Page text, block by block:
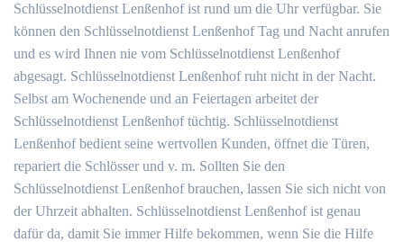
Schlüsselnotdienst Lenßenhof ist rund um die Uhr verfügbar. Sie
können den Schlüsselnotdienst Lenßenhof Tag und Nacht anrufen
und es wird Ihnen nie vom Schlüsselnotdienst Lenßenhof
abgesagt. Schlüsselnotdienst Lenßenhof ruht nicht in der Nacht.
Selbst am Wochenende und an Feiertagen arbeitet der
Schlüsselnotdienst Lenßenhof tüchtig. Schlüsselnotdienst
Lenßenhof bedient seine wertvollen Kunden, öffnet die Türen,
repariert die Schlösser und v. m. Sollten Sie den
Schlüsselnotdienst Lenßenhof brauchen, lassen Sie sich nicht von
der Uhrzeit abhalten. Schlüsselnotdienst Lenßenhof ist genau
dafür da, damit Sie immer Hilfe bekommen, wenn Sie die Hilfe